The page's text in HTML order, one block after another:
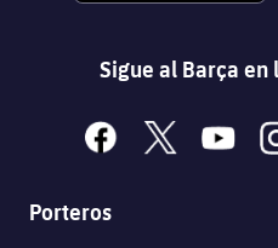
Sigue al Barça en
facebook
x youtube
Porteros